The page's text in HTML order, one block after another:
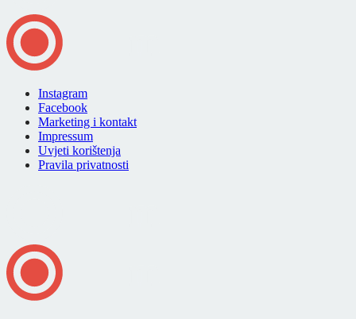
Instagram
Facebook
Marketing i kontakt
Impressum
Uvjeti korištenja
Pravila privatnosti